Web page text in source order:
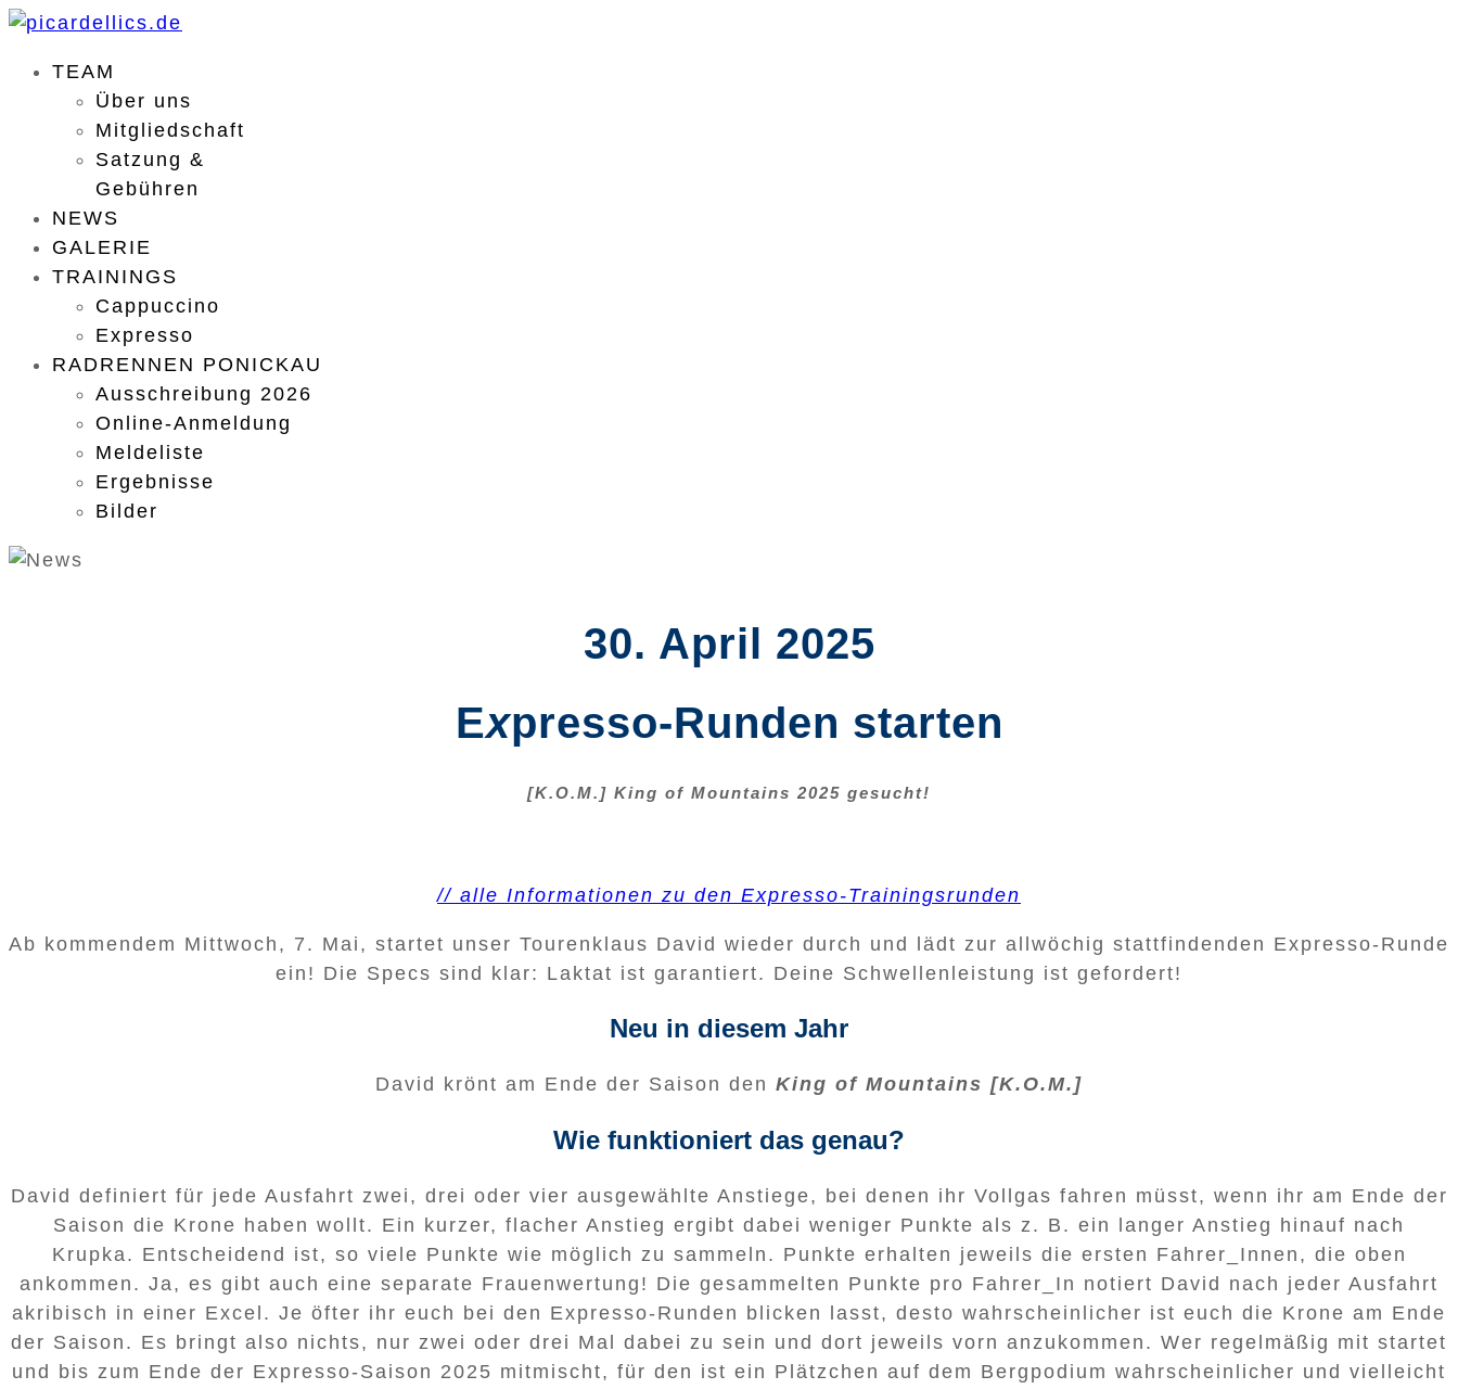
TEAM
Über uns
Mitgliedschaft
Satzung &
Gebühren
NEWS
GALERIE
TRAININGS
Cappuccino
Expresso
RADRENNEN PONICKAU
Ausschreibung 2026
Online-Anmeldung
Meldeliste
Ergebnisse
Bilder
30. April 2025
Expresso-Runden starten
[K.O.M.] King of Mountains 2025 gesucht!
// alle Informationen zu den Expresso-Trainingsrunden
Ab kommendem Mittwoch, 7. Mai, startet unser Tourenklaus David wieder durch und lädt zur allwöchig stattfindenden Expresso-Runde
ein! Die Specs sind klar: Laktat ist garantiert. Deine Schwellenleistung ist gefordert!
Neu in diesem Jahr
David krönt am Ende der Saison den King of Mountains [K.O.M.]
Wie funktioniert das genau?
David definiert für jede Ausfahrt zwei, drei oder vier ausgewählte Anstiege, bei denen ihr Vollgas fahren müsst, wenn ihr am Ende der
Saison die Krone haben wollt. Ein kurzer, flacher Anstieg ergibt dabei weniger Punkte als z. B. ein langer Anstieg hinauf nach
Krupka. Entscheidend ist, so viele Punkte wie möglich zu sammeln. Punkte erhalten jeweils die ersten Fahrer_Innen, die oben
ankommen. Ja, es gibt auch eine separate Frauenwertung! Die gesammelten Punkte pro Fahrer_In notiert David nach jeder Ausfahrt
akribisch in einer Excel. Je öfter ihr euch bei den Expresso-Runden blicken lasst, desto wahrscheinlicher ist euch die Krone am Ende
der Saison. Es bringt also nichts, nur zwei oder drei Mal dabei zu sein und dort jeweils vorn anzukommen. Wer regelmäßig mit startet
und bis zum Ende der Expresso-Saison 2025 mitmischt, für den ist ein Plätzchen auf dem Bergpodium wahrscheinlicher und vielleicht